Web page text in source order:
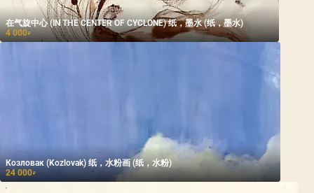
在气旋中心 (IN THE CENTER OF CYCLONE) 纸，墨水 (纸，墨水)
4 000₽
Козловак (Kozlovak) 纸，水粉画 (纸，水粉)
24 000₽